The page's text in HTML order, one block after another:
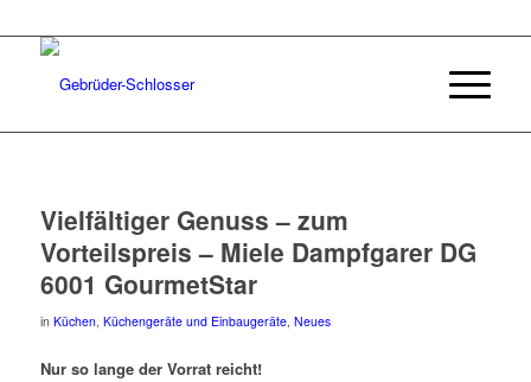
Vielfältiger Genuss – zum
Vorteilspreis – Miele Dampfgarer DG
6001 GourmetStar
in Küchen, Küchengeräte und Einbaugeräte, Neues
Nur so lange der Vorrat reicht!